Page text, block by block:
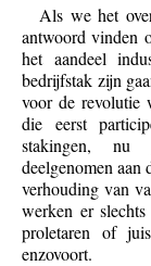
Als we het
antwoord vinden
het aandeel
bedrijfstak zijn
voor de revolutie
die eerst
stakingen, nu
deelgenomen
verhouding van
werken er
proletaren of
enzovoort.